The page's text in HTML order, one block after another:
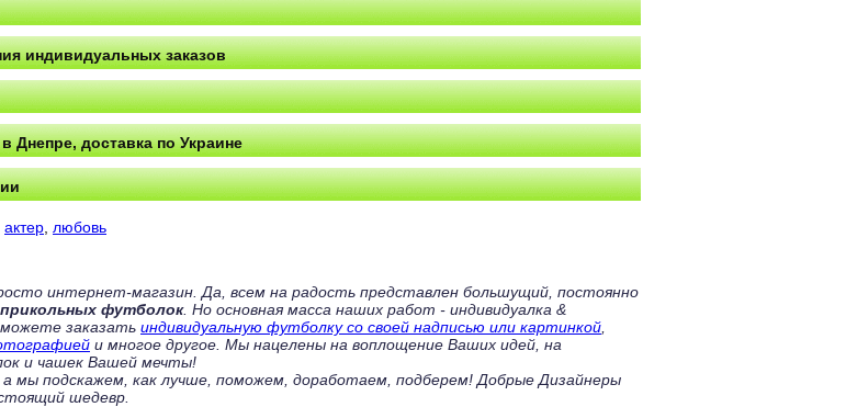
индивидуальных заказов
Днепре, доставка по Украине
актер любовь
интернет-магазин. Да, всем на радость представлен большущий, постоянно
футболок. Но основная масса наших работ - индивидуалка &
заказать индивидуальную футболку со своей надписью или картинкой
и многое другое. Мы нацелены на воплощение Ваших идей, на
и чашек Вашей мечты!
мы подскажем, как лучше, поможем, доработаем, подберем! Добрые Дизайнеры
шедевр.